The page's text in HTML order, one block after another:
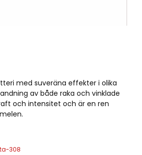
med suveräna effekter i olika
av både raka och vinklade
och intensitet och är en ren
308